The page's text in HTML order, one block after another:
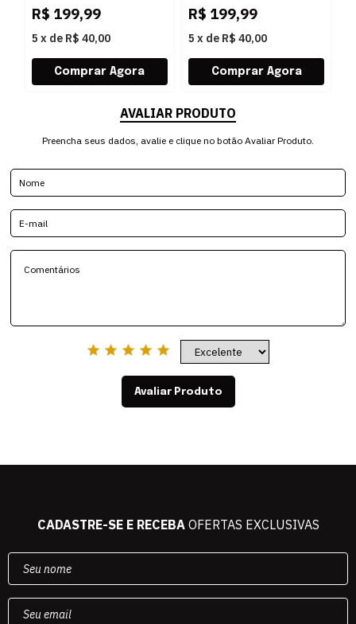
R$ 199,99
5 x de R$ 40,00
R$ 199,99
5 x de R$ 40,00
AVALIAR PRODUTO
Preencha seus dados, avalie e clique no botão Avaliar Produto.
Avaliar Produto
CADASTRE-SE E RECEBAOFERTAS EXCLUSIVAS